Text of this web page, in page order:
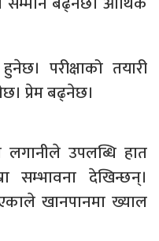
परीक्षाको तयारी
प्रेम बढ्नेछ।
लगानीले उपलब्धि हात
सम्भावना देखिन्छन्।
खानपानमा ख्याल